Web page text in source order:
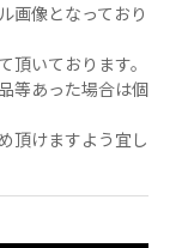
画像となっており
いております。
等あった場合は個
頂けますよう宜し